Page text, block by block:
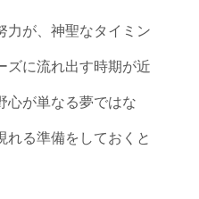
力が、神聖なタイミン
ズに流れ出す時期が近
心が単なる夢ではな
れる準備をしておくと